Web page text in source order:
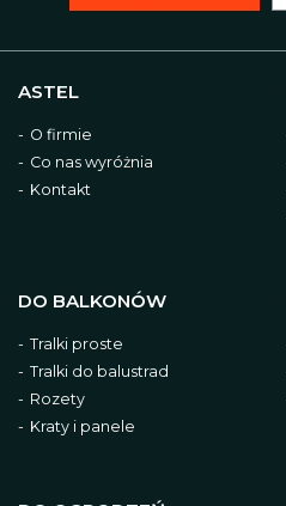
ASTEL
O firmie
Co nas wyróżnia
Kontakt
DO BALKONÓW
Tralki proste
Tralki do balustrad
Rozety
Kraty i panele